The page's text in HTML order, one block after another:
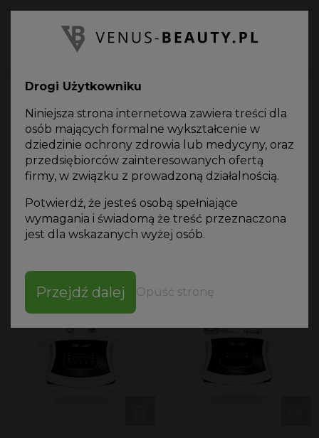
Katalog produktów
SORTUJ WG
Drogi Użytkowniku
Niniejsza strona internetowa zawiera treści dla
osób mających formalne wykształcenie w
dziedzinie ochrony zdrowia lub medycyny, oraz
przedsiębiorców zainteresowanych ofertą
firmy, w związku z prowadzoną działalnością.
Potwierdź, że jesteś osobą spełniające
wymagania i świadomą że treść przeznaczona
jest dla wskazanych wyżej osób.
Przejdź dalej Opuść stronę